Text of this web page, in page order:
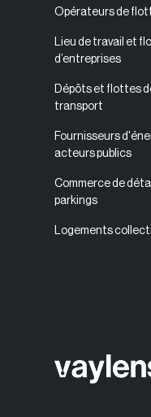
Opérateurs de
Lieu de travail et
d’entreprises
Dépôts et flottes
transport
Fournisseurs
acteurs publics
Commerce de
parkings
Logements